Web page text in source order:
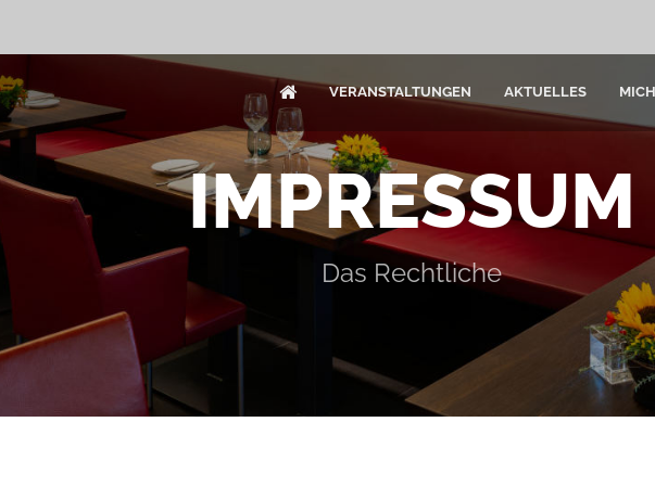
VERANSTALTUNGEN AKTUELLES
IMPRESSUM
Das Rechtliche